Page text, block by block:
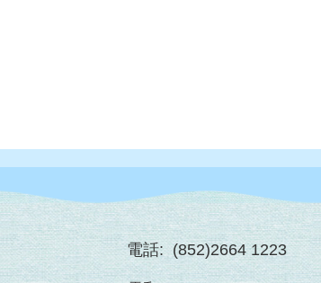
電話: (852)2664 1223